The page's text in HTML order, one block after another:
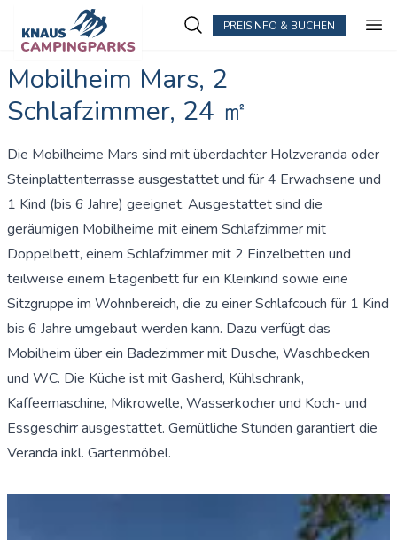
PREISINFO & BUCHEN
Mobilheim Mars, 2
Schlafzimmer, 24 ㎡
Die Mobilheime Mars sind mit überdachter Holzveranda oder
Steinplattenterrasse ausgestattet und für 4 Erwachsene und
1 Kind (bis 6 Jahre) geeignet. Ausgestattet sind die
geräumigen Mobilheime mit einem Schlafzimmer mit
Doppelbett, einem Schlafzimmer mit 2 Einzelbetten und
teilweise einem Etagenbett für ein Kleinkind sowie eine
Sitzgruppe im Wohnbereich, die zu einer Schlafcouch für 1 Kind
bis 6 Jahre umgebaut werden kann. Dazu verfügt das
Mobilheim über ein Badezimmer mit Dusche, Waschbecken
und WC. Die Küche ist mit Gasherd, Kühlschrank,
Kaffeemaschine, Mikrowelle, Wasserkocher und Koch- und
Essgeschirr ausgestattet. Gemütliche Stunden garantiert die
Veranda inkl. Gartenmöbel.